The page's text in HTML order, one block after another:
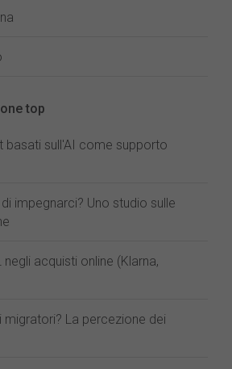
top
basati sull'AI come supporto
impegnarci? Uno studio sulle
negli acquisti online (Klarna,
migratori? La percezione dei